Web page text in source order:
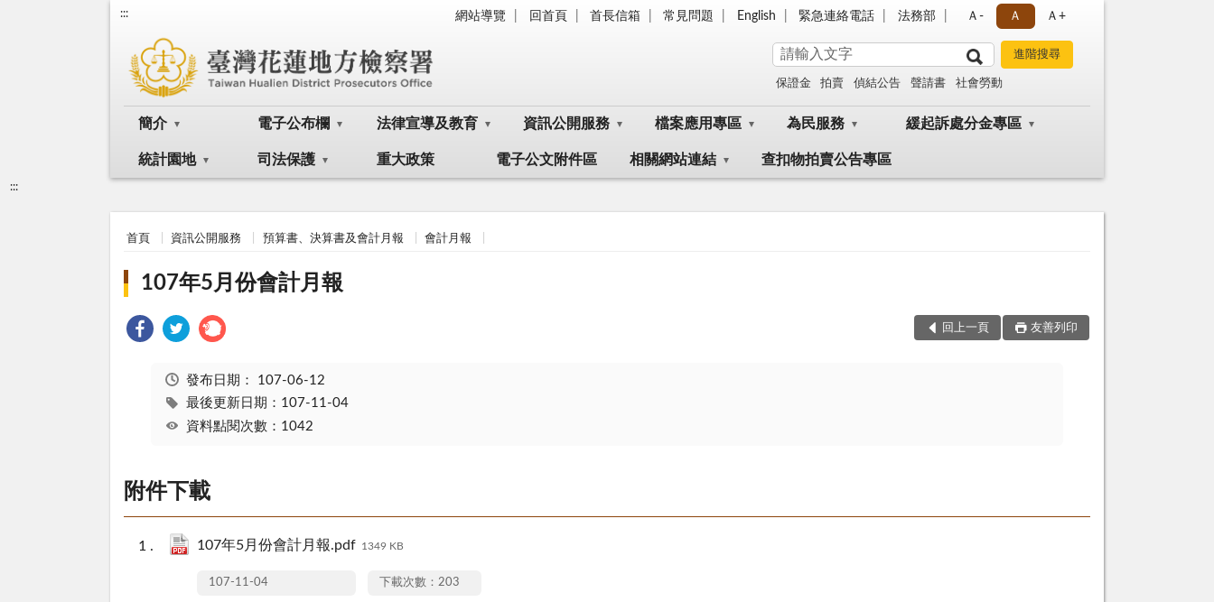
::: 網站導覽 回首頁 首長信箱 常見問題 English 緊急連絡電話 法務部 Ａ- Ａ Ａ+
保證金 拍賣 偵結公告 聲請書 社會勞動
簡介 電子公布欄 法律宣導及教育 資訊公開服務 檔案應用專區 為民服務 緩起訴處分金專區
統計園地 司法保護 重大政策 電子公文附件區 相關網站連結 查扣物拍賣公告專區
:::
首頁 資訊公開服務 預算書、決算書及會計月報 會計月報
107年5月份會計月報
回上一頁 友善列印
發布日期： 107-06-12
最後更新日期：107-11-04
資料點閱次數：1042
附件下載
107年5月份會計月報.pdf 1349 KB
107-11-04 下載次數：203